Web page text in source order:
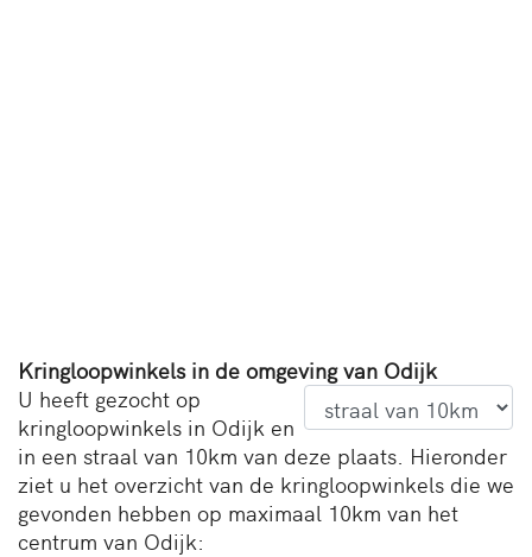
Kringloopwinkels in de omgeving van Odijk
U heeft gezocht op
kringloopwinkels in Odijk en
in een straal van 10km van deze plaats. Hieronder
ziet u het overzicht van de kringloopwinkels die we
gevonden hebben op maximaal 10km van het
centrum van Odijk: